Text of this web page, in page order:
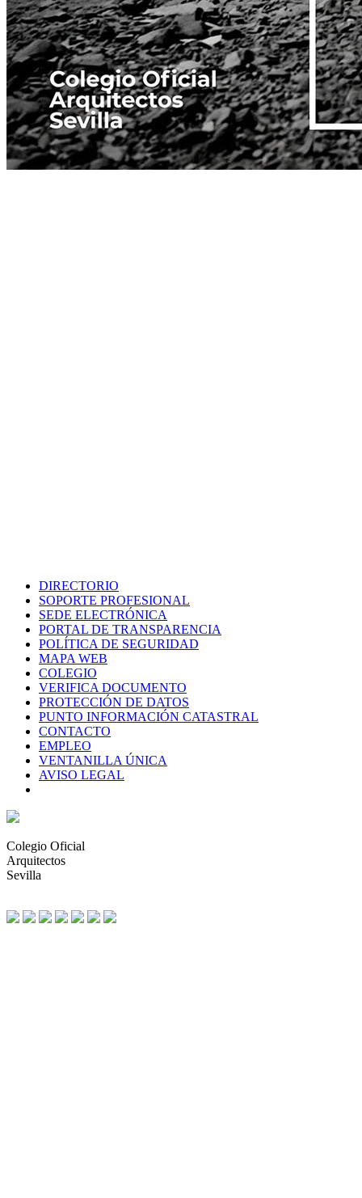
DIRECTORIO
SOPORTE PROFESIONAL
SEDE ELECTRÓNICA
PORTAL DE TRANSPARENCIA
POLÍTICA DE SEGURIDAD
MAPA WEB
COLEGIO
VERIFICA DOCUMENTO
PROTECCIÓN DE DATOS
PUNTO INFORMACIÓN CATASTRAL
CONTACTO
EMPLEO
VENTANILLA ÚNICA
AVISO LEGAL
Colegio Oficial
Arquitectos
Sevilla